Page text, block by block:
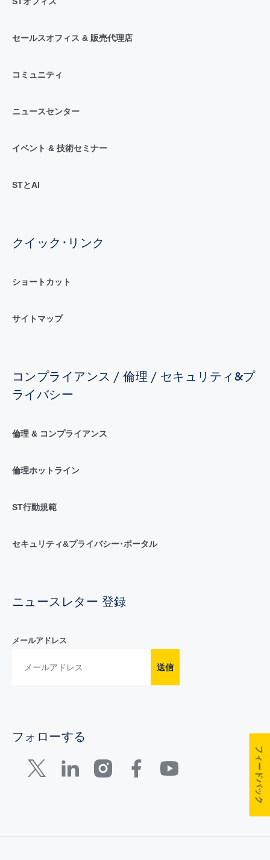
セールスオフィス & 販売代理店
コミュニティ
ニュースセンター
イベント & 技術セミナー
STとAI
クイック･リンク
ショートカット
サイトマップ
コンプライアンス / 倫理 / セキュリティ&プ
ライバシー
倫理 & コンプライアンス
倫理ホットライン
ST行動規範
セキュリティ&プライバシー･ポータル
ニュースレター 登録
メールアドレス
送信
フォローする
フィードバック